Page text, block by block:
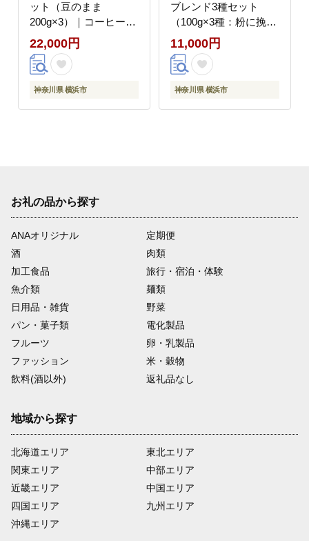
ット（豆のまま
200g×3）｜コーヒー豆
珈琲 お取り寄せ ギフト
｜人気 おすすめ 送料無
料｜神奈川県 横浜市
22,000円
神奈川県 横浜市
ブレンド3種セット
（100g×3種：粉に挽
く）
11,000円
神奈川県 横浜市
お礼の品から探す
ANAオリジナル
定期便
酒
肉類
加工食品
旅行・宿泊・体験
魚介類
麺類
日用品・雑貨
野菜
パン・菓子類
電化製品
フルーツ
卵・乳製品
ファッション
米・穀物
飲料(酒以外)
返礼品なし
地域から探す
北海道エリア
関東エリア
近畿エリア
四国エリア
沖縄エリア
東北エリア
中部エリア
中国エリア
九州エリア